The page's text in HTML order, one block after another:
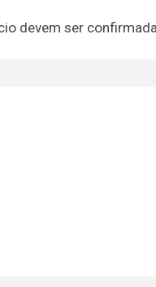
devem ser